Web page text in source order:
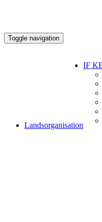
Toggle navigation
Landsorganisation
IF